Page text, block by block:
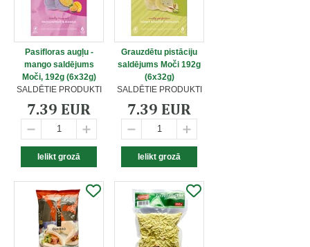
Pasifloras augļu -
mango saldējums
Moči, 192g (6x32g)
SALDĒTIE PRODUKTI
7.39 EUR
Grauzdētu pistāciju
saldējums Moči 192g
(6x32g)
SALDĒTIE PRODUKTI
7.39 EUR